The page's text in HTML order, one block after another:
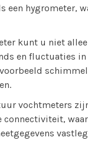
een hygrometer,
kunt u niet
en fluctuaties
vochtmeters
connectiviteit,